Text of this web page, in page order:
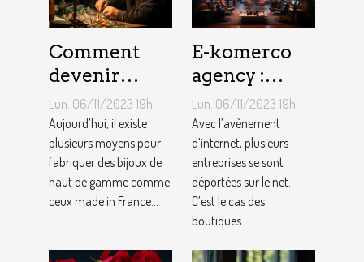
Comment
devenir
bijoutier-
joaillier ?
Lun. 06/11/2023 19h
Aujourd’hui, il existe
plusieurs moyens pour
fabriquer des bijoux de
haut de gamme comme
ceux made in France...
E-komerco
agency :
qu’est-ce que
c’est ?
Lun. 06/11/2023 19h
Avec l’avènement
d’internet, plusieurs
entreprises se sont
déportées sur le net.
C’est le cas des
boutiques....